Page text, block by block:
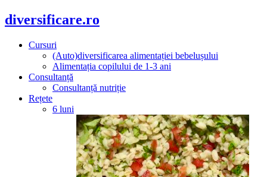
diversificare.ro
Cursuri
(Auto)diversificarea alimentației bebelușului
Alimentația copilului de 1-3 ani
Consultanță
Consultanță nutriție
Rețete
6 luni